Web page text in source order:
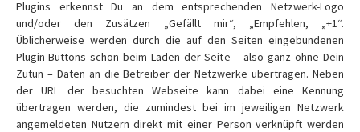
Plugins erkennst Du an dem entsprechenden Netzwerk-Logo
und/oder den Zusätzen „Gefällt mir“, „Empfehlen, „+1“.
Üblicherweise werden durch die auf den Seiten eingebundenen
Plugin-Buttons schon beim Laden der Seite – also ganz ohne Dein
Zutun – Daten an die Betreiber der Netzwerke übertragen. Neben
der URL der besuchten Webseite kann dabei eine Kennung
übertragen werden, die zumindest bei im jeweiligen Netzwerk
angemeldeten Nutzern direkt mit einer Person verknüpft werden